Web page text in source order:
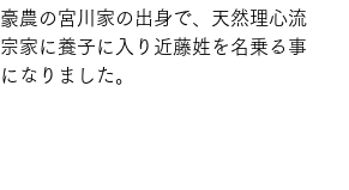
豪農の宮川家の出身で、天然理心流
宗家に養子に入り近藤姓を名乗る事
になりました。